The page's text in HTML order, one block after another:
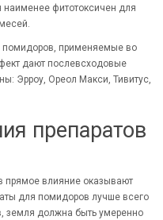
наименее фитотоксичен для
помидоров, применяемые во
дают послевсходовые
Эрроу, Ореол Макси, Тивитус,
препаратов
прямое влияние оказывают
для помидоров лучше всего
земля должна быть умеренно